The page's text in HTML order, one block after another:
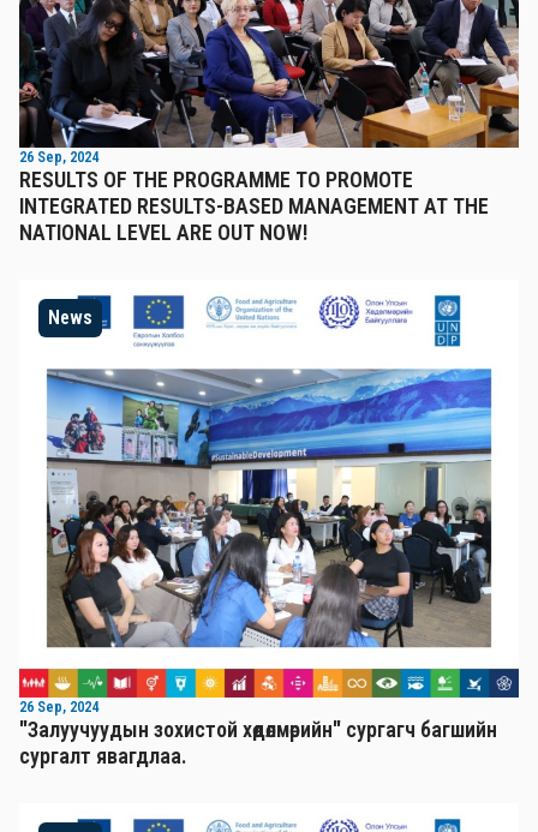
26 Sep, 2024
RESULTS OF THE PROGRAMME TO PROMOTE
INTEGRATED RESULTS-BASED MANAGEMENT AT THE
NATIONAL LEVEL ARE OUT NOW!
News
26 Sep, 2024
"Залуучуудын зохистой хөдөлмөрийн" сургагч багшийн
сургалт явагдлаа.